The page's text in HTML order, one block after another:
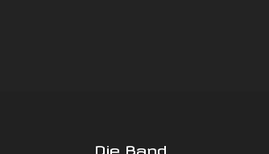
Die Band